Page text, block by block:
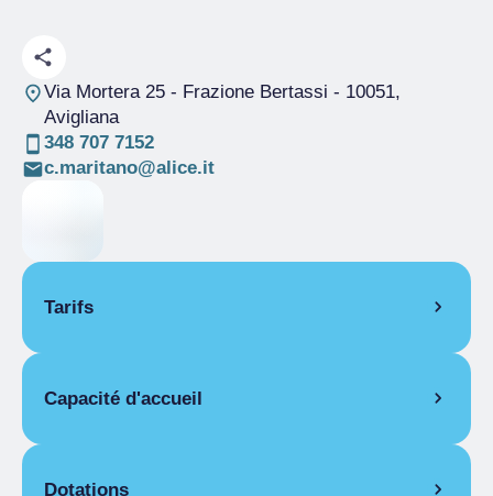
Via Mortera 25 - Frazione Bertassi - 10051,
Avigliana
348 707 7152
c.maritano@alice.it
Tarifs
Saison unique
Capacité d'accueil
Lits
Dotations